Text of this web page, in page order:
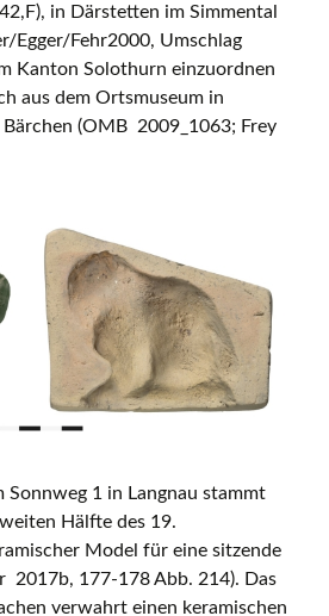
in Därstetten im Simmental
Egger/Fehr2000, Umschlag
Kanton Solothurn einzuordnen
aus dem Ortsmuseum in
(OMB 2009_1063; Frey
Sonnweg 1 in Langnau stammt
Hälfte des 19.
Model für eine sitzende
2017b, 177-178 Abb. 214). Das
verwahrt einen keramischen